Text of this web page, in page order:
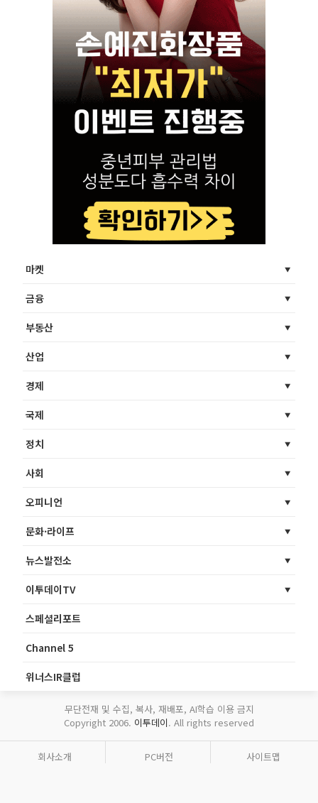
마켓
금융
부동산
산업
경제
국제
정치
사회
오피니언
문화·라이프
뉴스발전소
이투데이TV
스페셜리포트
Channel 5
위너스IR클럽
무단전재 및 수집, 복사, 재배포, AI학습 이용 금지
Copyright 2006. 이투데이. All rights reserved
회사소개 PC버전 사이트맵